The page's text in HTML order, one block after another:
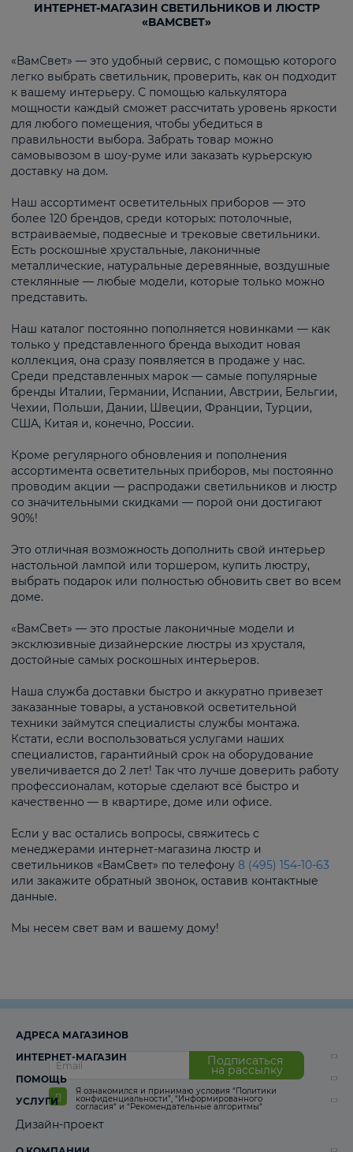
ИНТЕРНЕТ-МАГАЗИН СВЕТИЛЬНИКОВ И ЛЮСТР
«ВАМСВЕТ»
«ВамСвет» — это удобный сервис, с помощью которого
легко выбрать светильник, проверить, как он подходит
к вашему интерьеру. С помощью калькулятора
мощности каждый сможет рассчитать уровень яркости
для любого помещения, чтобы убедиться в
правильности выбора. Забрать товар можно
самовывозом в шоу-руме или заказать курьерскую
доставку на дом.
Наш ассортимент осветительных приборов — это
более 120 брендов, среди которых: потолочные,
встраиваемые, подвесные и трековые светильники.
Есть роскошные хрустальные, лаконичные
металлические, натуральные деревянные, воздушные
стеклянные — любые модели, которые только можно
представить.
Наш каталог постоянно пополняется новинками — как
только у представленного бренда выходит новая
коллекция, она сразу появляется в продаже у нас.
Среди представленных марок — самые популярные
бренды Италии, Германии, Испании, Австрии, Бельгии,
Чехии, Польши, Дании, Швеции, Франции, Турции,
США, Китая и, конечно, России.
Кроме регулярного обновления и пополнения
ассортимента осветительных приборов, мы постоянно
проводим акции — распродажи светильников и люстр
со значительными скидками — порой они достигают
90%!
Это отличная возможность дополнить свой интерьер
настольной лампой или торшером, купить люстру,
выбрать подарок или полностью обновить свет во всем
доме.
«ВамСвет» — это простые лаконичные модели и
эксклюзивные дизайнерские люстры из хрусталя,
достойные самых роскошных интерьеров.
Наша служба доставки быстро и аккуратно привезет
заказанные товары, а установкой осветительной
техники займутся специалисты службы монтажа.
Кстати, если воспользоваться услугами наших
специалистов, гарантийный срок на оборудование
увеличивается до 2 лет! Так что лучше доверить работу
профессионалам, которые сделают всё быстро и
качественно — в квартире, доме или офисе.
Если у вас остались вопросы, свяжитесь с
менеджерами интернет-магазина люстр и
светильников «ВамСвет» по телефону 8 (495) 154-10-63
или закажите обратный звонок, оставив контактные
данные.
Мы несем свет вам и вашему дому!
Подписаться
на рассылку
Я ознакомился и принимаю условия “Политики
конфиденциальности”, “Информированного
согласия“ и “Рекомендательные алгоритмы“
АДРЕСА МАГАЗИНОВ
ИНТЕРНЕТ-МАГАЗИН
ПОМОЩЬ
УСЛУГИ
Дизайн-проект